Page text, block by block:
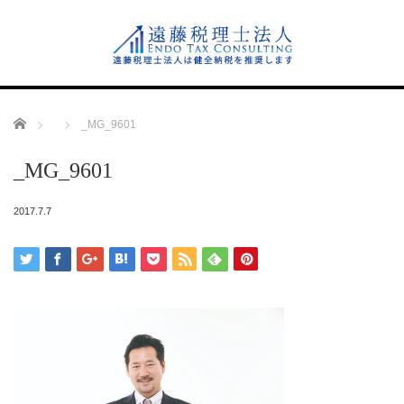
Home _MG_9601
_MG_9601
2017.7.7